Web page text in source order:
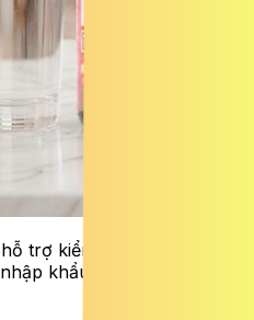
trợ kiểm soát vóc
khẩu chính ngạch